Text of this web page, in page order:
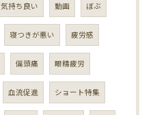
気持ち良い 動画 ぼぶ
寝つきが悪い 疲労感
偏頭痛 眼精疲労
血流促進 ショート特集